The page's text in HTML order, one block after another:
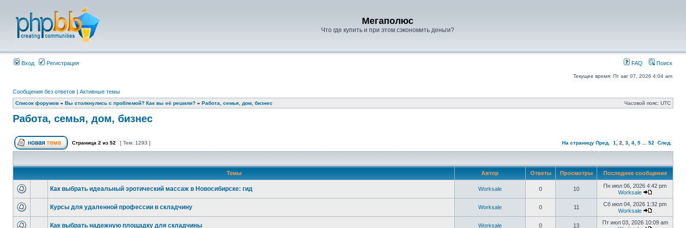
Мегаполюс
Что где купить и при этом сэкономить деньги?
Вход Регистрация FAQ Поиск
Текущее время: Пт авг 07, 2026 4:04 am
Сообщения без ответов | Активные темы
Список форумов » Вы столкнулись с проблемой? Как вы её решили? » Работа, семья, дом, бизнес Часовой пояс: UTC
Работа, семья, дом, бизнес
Страница 2 из 52 [ Тем: 1293 ] На страницу Пред. 1 2 3 4 5 52 След.
Темы Автор Ответы Просмотры Последнее сообщение
Как выбрать идеальный эротический массаж в Новосибирске: гид Worksale 0 10
Пн июл 06, 2026 4:42 pm
Worksale
Курсы для удаленной профессии в складчину Worksale 0 11
Сб июл 04, 2026 1:32 pm
Worksale
Как выбрать надежную площадку для складчины Worksale 0 13
Пт июл 03, 2026 10:09 am